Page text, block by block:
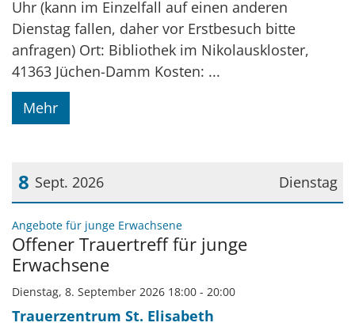
Uhr (kann im Einzelfall auf einen anderen
Dienstag fallen, daher vor Erstbesuch bitte
anfragen) Ort: Bibliothek im Nikolauskloster,
41363 Jüchen-Damm Kosten: ...
Mehr
Dienstag
8 Sept. 2026
Datum: 8. September 2026
Angebote für junge Erwachsene:
Offener Trauertreff für junge
Erwachsene
Dienstag, 8. September 2026 18:00 - 20:00
Trauerzentrum St. Elisabeth